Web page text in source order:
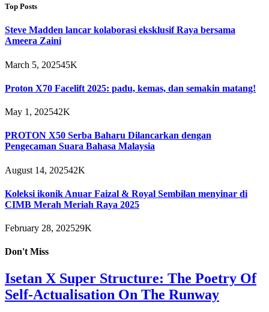
Top Posts
Steve Madden lancar kolaborasi eksklusif Raya bersama
Ameera Zaini
March 5, 202545K
Proton X70 Facelift 2025: padu, kemas, dan semakin matang!
May 1, 202542K
PROTON X50 Serba Baharu Dilancarkan dengan
Pengecaman Suara Bahasa Malaysia
August 14, 202542K
Koleksi ikonik Anuar Faizal & Royal Sembilan menyinar di
CIMB Merah Meriah Raya 2025
February 28, 202529K
Don't Miss
Isetan X Super Structure: The Poetry Of
Self-Actualisation On The Runway